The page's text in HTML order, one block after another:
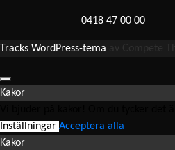
0418 47 00 00
Tracks WordPress-tema
Kakor
Inställningar Acceptera alla
Kakor